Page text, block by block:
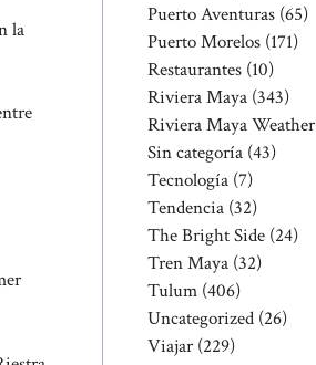
la
Puerto Aventuras (65)
Puerto Morelos (171)
Restaurantes (10)
Riviera Maya (343)
Riviera Maya Weather
Sin categoría (43)
Tecnología (7)
Tendencia (32)
The Bright Side (24)
Tren Maya (32)
Tulum (406)
Uncategorized (26)
Viajar (229)